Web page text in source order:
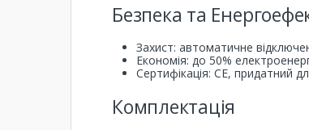
Безпека та
Захист: автоматичне
Економія: до 50%
Сертифікація: CE, придатний
Комплектація